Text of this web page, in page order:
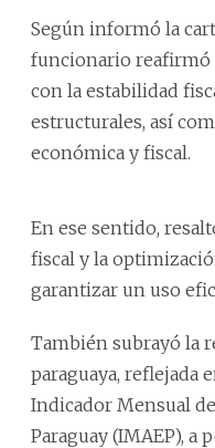
Según informó la
funcionario reafirmó
con la estabilidad
estructurales, así
económica y fiscal.
En ese sentido,
fiscal y la
garantizar un uso
También subrayó la
paraguaya, reflejada
Indicador Mensual
Paraguay (IMAEP), a